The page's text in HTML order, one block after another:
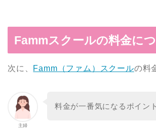
Fammスクールの料金に
次に、 Famm（ファム）スクールの料
主婦
料金が一番気になるポイン